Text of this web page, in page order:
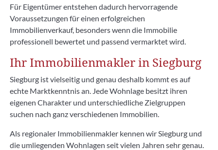
Für Eigentümer entstehen dadurch hervorragende
Voraussetzungen für einen erfolgreichen
Immobilienverkauf, besonders wenn die Immobilie
professionell bewertet und passend vermarktet wird.
Ihr Immobilienmakler in Siegburg
Siegburg ist vielseitig und genau deshalb kommt es auf
echte Marktkenntnis an. Jede Wohnlage besitzt ihren
eigenen Charakter und unterschiedliche Zielgruppen
suchen nach ganz verschiedenen Immobilien.
Als regionaler Immobilienmakler kennen wir Siegburg und
die umliegenden Wohnlagen seit vielen Jahren sehr genau.